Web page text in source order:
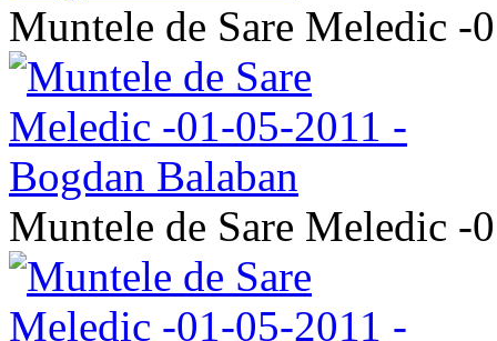
Muntele de Sare Meledic -
Muntele de Sare Meledic -